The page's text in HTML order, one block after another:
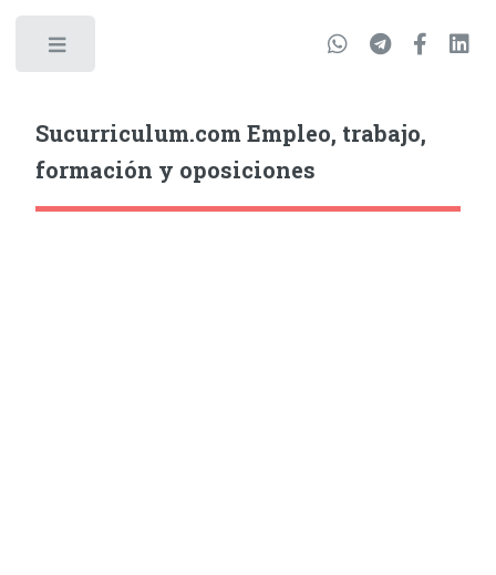
Sucurriculum.com Empleo, trabajo,
formación y oposiciones